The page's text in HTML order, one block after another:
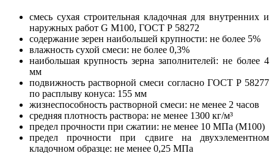
смесь сухая строительная кладочная для внутренних и
наружных работ G М100, ГОСТ Р 58272
содержание зерен наибольшей крупности: не более 5%
влажность сухой смеси: не более 0,3%
наибольшая крупность зерна заполнителей: не более 4
мм
подвижность растворной смеси согласно ГОСТ Р 58277
по расплыву конуса: 155 мм
жизнеспособность растворной смеси: не менее 2 часов
средняя плотность раствора: не менее 1300 кг/м³
предел прочности при сжатии: не менее 10 МПа (М100)
предел прочности при сдвиге на двухэлементном
кладочном образце: не менее 0,25 МПа